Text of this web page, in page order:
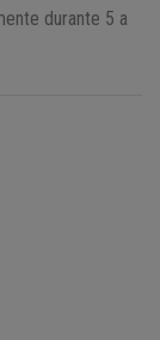
durante 5 a